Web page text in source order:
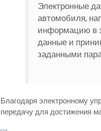
Электронные
автомобиля,
информацию в
данные и
заданными
Благодаря электронному
передачу для достижения